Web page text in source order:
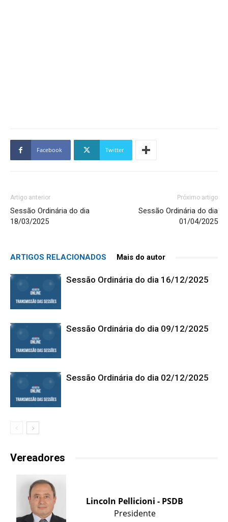
Facebook Twitter
Artigo anterior
Sessão Ordinária do dia
18/03/2025
Próximo artigo
Sessão Ordinária do dia
01/04/2025
ARTIGOS RELACIONADOS Mais do autor
Sessão Ordinária do dia 16/12/2025
Sessão Ordinária do dia 09/12/2025
Sessão Ordinária do dia 02/12/2025
Vereadores
Lincoln Pellicioni - PSDB
Presidente